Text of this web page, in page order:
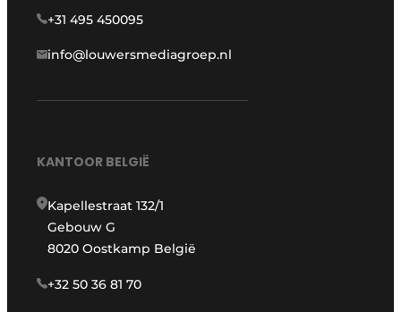
+31 495 450095
info@louwersmediagroep.nl
KANTOOR BELGIË
Kapellestraat 132/1
Gebouw G
8020 Oostkamp België
+32 50 36 81 70